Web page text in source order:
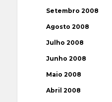
Setembro 2008
Agosto 2008
Julho 2008
Junho 2008
Maio 2008
Abril 2008